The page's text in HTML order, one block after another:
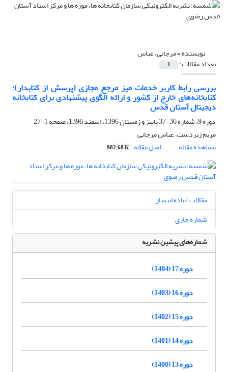
نویسنده =مرجانی، عباس
تعداد مقالات: 1
بررسی رابط کاربر خدمات میز مرجع مجازی (پرسش از کتابدار)؛
کتابخانه‌های خارج از کشور و ارائه الگوی پیشنهادی برای کتابخانه
دیجیتال آستان قدس
دوره 9، شماره 36-37 پاییز و زمستان 1396، اسفند 1396، صفحه
1-27
مریم زبردست، عباس مرجانی
مشاهده مقاله
اصل مقاله 982.68 K
مقالات آماده انتشار
شماره جاری
شماره‌های پیشین نشریه
دوره 17 (1404)
دوره 16 (1403)
دوره 15 (1402)
دوره 14 (1401)
دوره 13 (1400)